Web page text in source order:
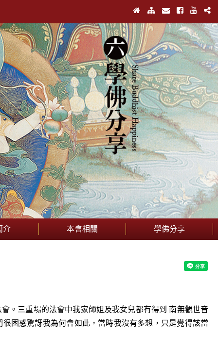
介 本會相關 學佛分享
。三重場的法會中我家師姐及我女兒都有得到 南無觀世音
困惑驚訝我為何會如此，當時我沒有多想，只是覺得該當